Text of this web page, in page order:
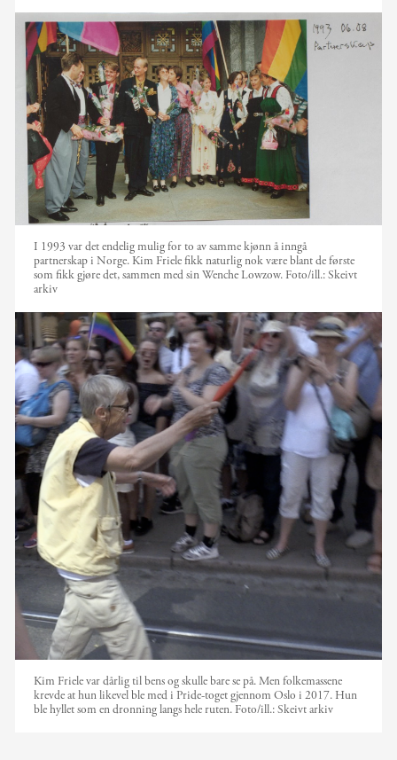
I 1993 var det endelig mulig for to av samme kjønn å inngå
partnerskap i Norge. Kim Friele fikk naturlig nok være blant de første
som fikk gjøre det, sammen med sin Wenche Lowzow. Foto/ill.:Skeivt
arkiv
Kim Friele var dårlig til bens og skulle bare se på. Men folkemassene
krevde at hun likevel ble med i Pride-toget gjennom Oslo i 2017. Hun
ble hyllet som en dronning langs hele ruten. Foto/ill.:Skeivt arkiv